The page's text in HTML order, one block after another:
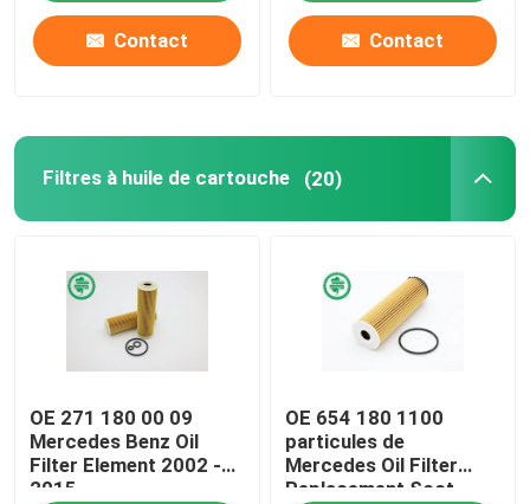
Contact Contact
Filtres à huile de cartouche (20)
OE 271 180 00 09
Mercedes Benz Oil
Filter Element 2002 -
2015
OE 654 180 1100
particules de
Mercedes Oil Filter
Replacement Soot